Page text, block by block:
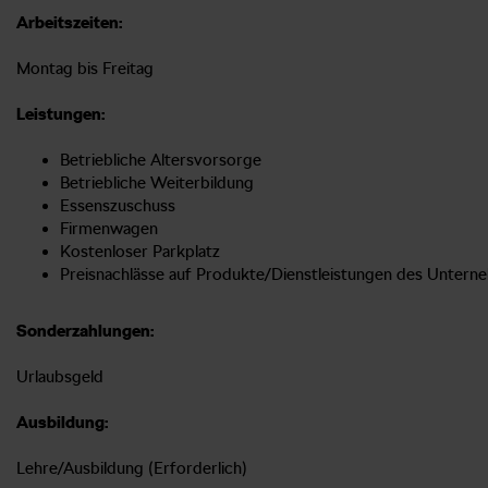
Arbeitszeiten:
Montag bis Freitag
Leistungen:
Betriebliche Altersvorsorge
Betriebliche Weiterbildung
Essenszuschuss
Firmenwagen
Kostenloser Parkplatz
Preisnachlässe auf Produkte/Dienstleistungen des
Sonderzahlungen:
Urlaubsgeld
Ausbildung:
Lehre/Ausbildung (Erforderlich)